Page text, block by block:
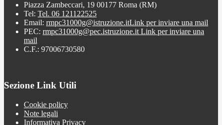
Piazza Zambeccari, 19 00177 Roma (RM)
Tel: Tel. 06 121122525
Email: rmpc31000g@istruzione.itLink per inviare una mail
PEC: rmpc31000g@pec.istruzione.it Link per inviare una
mail
C.F.: 97006730580
Sezione Link Utili
Cookie policy
Note legali
Informativa Privacy